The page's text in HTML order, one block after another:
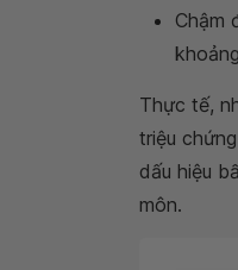
Chậm
Thực tế,
triệu
dấu hiệu
môn.